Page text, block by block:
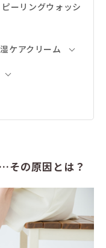
ーリングウォッシ
ケアクリーム
その原因とは？